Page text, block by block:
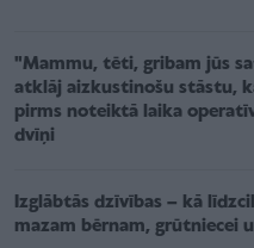
"Mammu, tēti, gribam jūs
atklāj aizkustinošu stāstu,
pirms noteiktā laika
dvīņi
Izglābtās dzīvības – kā
mazam bērnam, grūtniecei